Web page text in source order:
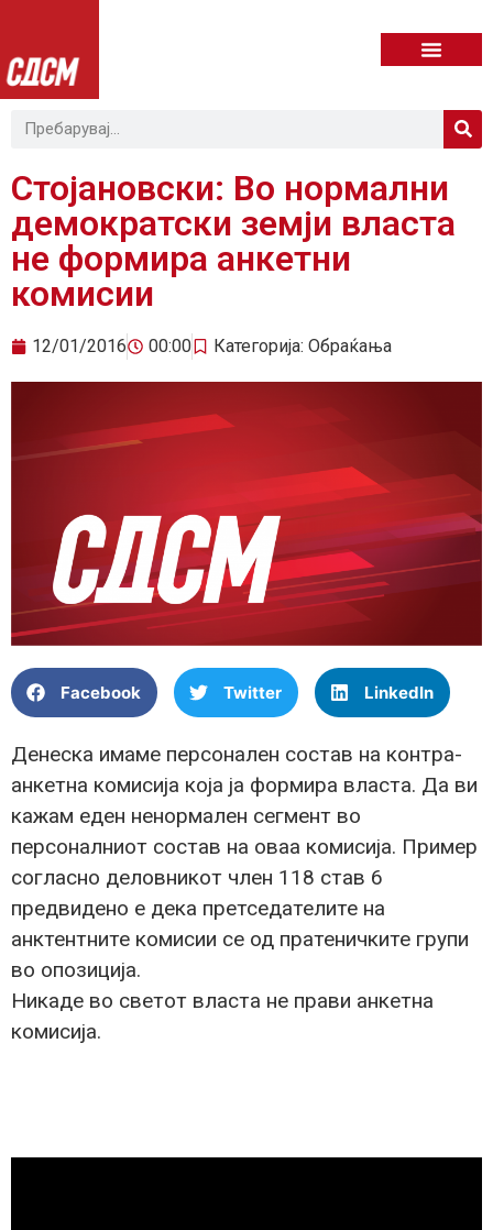
Стојановски: Во нормални
демократски земји власта
не формира анкетни
комисии
12/01/2016 00:00 Категорија: Обраќања
Facebook Twitter LinkedIn
Денеска имаме персонален состав на контра-
анкетна комисија која ја формира власта. Да ви
кажам еден ненормален сегмент во
персоналниот состав на оваа комисија. Пример
согласно деловникот член 118 став 6
предвидено е дека претседателите на
анктентните комисии се од пратеничките групи
во опозиција.
Никаде во светот власта не прави анкетна
комисија.